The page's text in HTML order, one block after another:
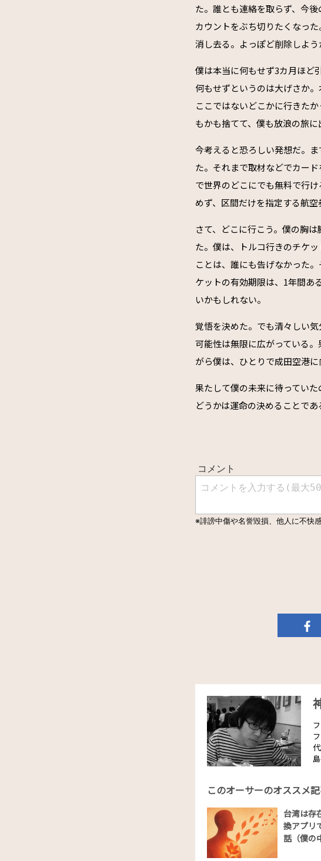
た。誰とも連絡を取らず、今
カウントをぶち切りたくなっ
消し去る。よっぽど削除しよ
僕は本当に何もせず3カ月ほど
何もせずというのは大げさか
ここではないどこかに行きた
もかも捨てて、僕も放浪の旅
今考えると恐ろしい発想だ。
た。それまで取材などでカー
で世界のどこにでも無料で行
めず、区間だけを指定する航空
さて、どこに行こう。僕の胸
た。僕は、トルコ行きのチケ
ことは、誰にも告げなかった
ケットの有効期限は、1年間あ
いかもしれない。
覚悟を決めた。でも清々しい
可能性は無限に広がっている
がら僕は、ひとりで成田空港に
果たして僕の未来に待ってい
どうかは運命の決めることで
このオーサーのオススメ
台湾は存
換アプリ
話（僕の